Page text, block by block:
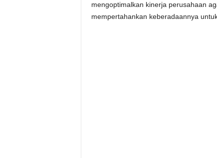
mengoptimalkan kinerja perusahaan
mempertahankan keberadaannya